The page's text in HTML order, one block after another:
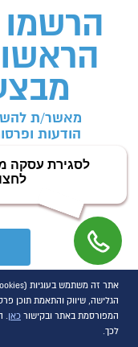
הרשמו
מאשר/ת
הודעות
הגלישה, שיווק והתאמת תוכן
המפורסמת באתר ובקישור כאן.
לכך.